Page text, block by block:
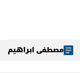
مصطفی ابراهیم